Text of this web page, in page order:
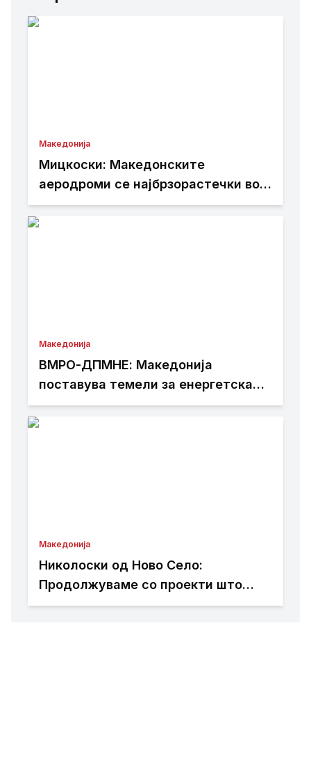
Македонија
Мицкоски: Македонските
аеродроми се најбрзорастечки во
регионот – тоа е резултат на
Македонија
ВМРО-ДПМНЕ: Македонија
поставува темели за енергетска
независност и зелена транзиција
Македонија
Николоски од Ново Село:
Продолжуваме со проекти што
носат развој и подобар живот за